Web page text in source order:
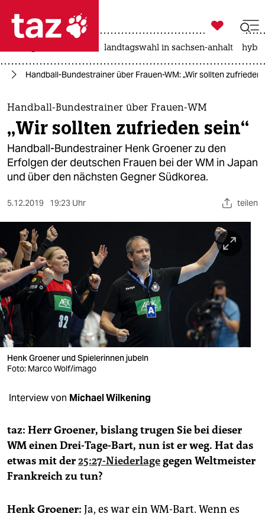
 taz zahl ich
taz zahl ich
themen
politik
öko
sport
berlin
nord
wahrheit
verlag
verlag
veranstaltungen
fragen & hilfe
unterstützen
genossenschaft

taz zahl ich
landtagswahl in sachsen-anhalt
Handball-Bundestrainer über Frauen-WM: „Wir sollten zufrieden
Handball-Bundestrainer über Frauen-WM
„Wir sollten zufrieden sein“
Handball-Bundestrainer Henk Groener zu den
Erfolgen der deutschen Frauen bei der WM in Japan
und über den nächsten Gegner Südkorea.
5.12.2019 19:23 Uhr teilen
Henk Groener und Spielerinnen jubeln
Foto: Marco Wolf/imago
Interview von Michael Wilkening
taz: Herr Groener, bislang trugen Sie bei dieser
WM einen Drei-Tage-Bart, nun ist er weg. Hat das
etwas mit der25:27-Niederlagegegen Weltmeister
Frankreich zu tun?
Henk Groener: Ja, es war ein WM-Bart. Wenn es